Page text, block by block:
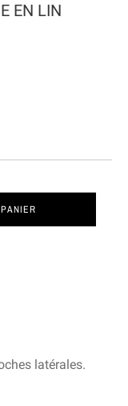
EN LIN
latérales.